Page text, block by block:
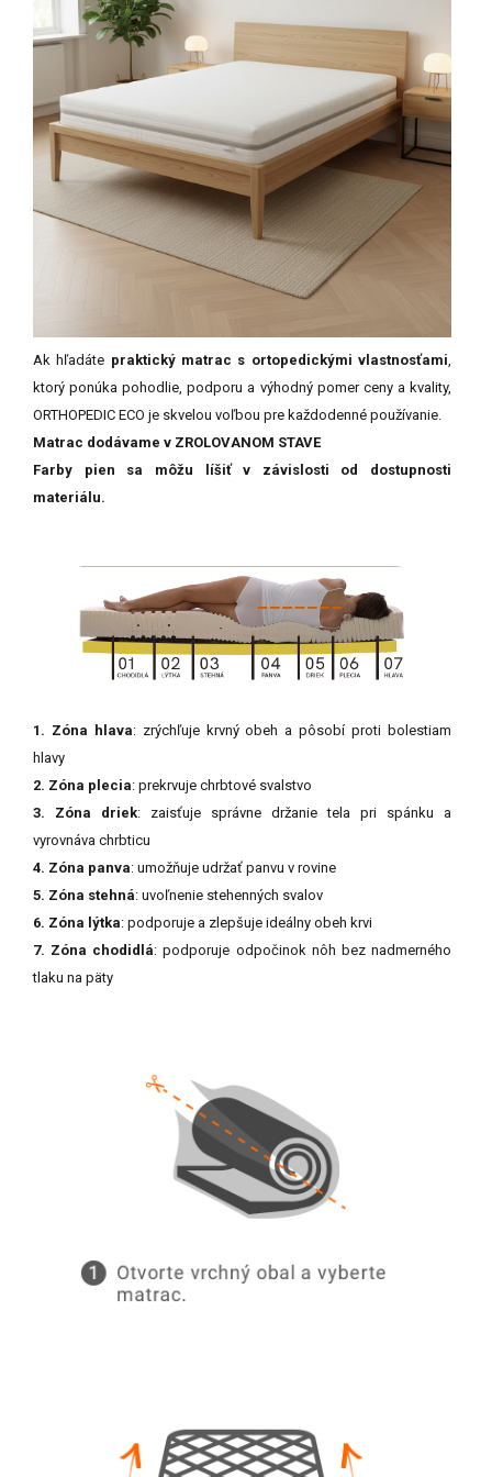
Ak hľadáte praktický matrac s ortopedickými vlastnosťami,
ktorý ponúka pohodlie, podporu a výhodný pomer ceny a kvality,
ORTHOPEDIC ECO je skvelou voľbou pre každodenné používanie.
Matrac dodávame v ZROLOVANOM STAVE
Farby pien sa môžu líšiť v závislosti od dostupnosti
materiálu.
1. Zóna hlava: zrýchľuje krvný obeh a pôsobí proti bolestiam
hlavy
2. Zóna plecia: prekrvuje chrbtové svalstvo
3. Zóna driek: zaisťuje správne držanie tela pri spánku a
vyrovnáva chrbticu
4. Zóna panva: umožňuje udržať panvu v rovine
5. Zóna stehná: uvoľnenie stehenných svalov
6. Zóna lýtka: podporuje a zlepšuje ideálny obeh krvi
7. Zóna chodidlá: podporuje odpočinok nôh bez nadmerného
tlaku na päty